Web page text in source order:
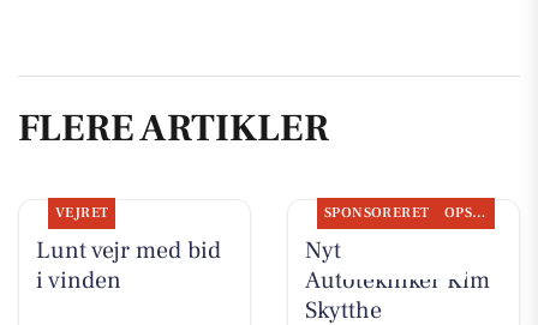
FLERE ARTIKLER
VEJRET
Lunt vejr med bid
i vinden
SPONSORERET OPSLAGSTAVLEN
Nyt fra
Autotekniker Kim
Skytthe